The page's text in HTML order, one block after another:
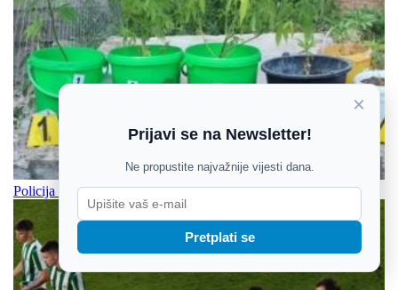
Policija pronašla više od 90 stabljika marihuane, drogu i streljivo
×
Prijavi se na Newsletter!
Ne propustite najvažnije vijesti dana.
Pretplati se